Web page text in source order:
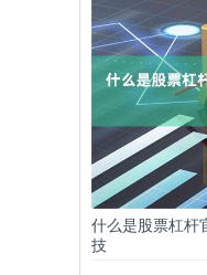
什么是股票杠杆
技